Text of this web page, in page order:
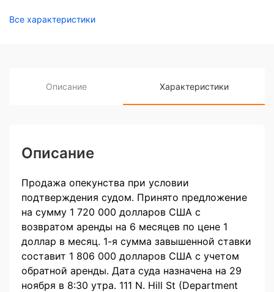
Все характеристики
Описание Характеристики
Описание
Продажа опекунства при условии
подтверждения судом. Принято предложение
на сумму 1 720 000 долларов США с
возвратом аренды на 6 месяцев по цене 1
доллар в месяц. 1-я сумма завышенной ставки
составит 1 806 000 долларов США с учетом
обратной аренды. Дата суда назначена на 29
ноября в 8:30 утра. 111 N. Hill St (Department